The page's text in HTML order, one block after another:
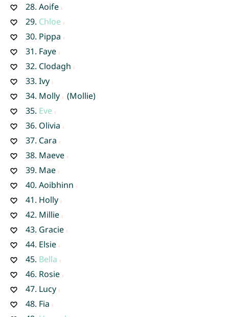
28. Aoife
29. Chloe
30. Pippa
31. Faye
32. Clodagh
33. Ivy
34. Molly
(Mollie)
35. Eve
36. Olivia
37. Cara
38. Maeve
39. Mae
40. Aoibhinn
41. Holly
42. Millie
43. Gracie
44. Elsie
45. Bella
46. Rosie
47. Lucy
48. Fia